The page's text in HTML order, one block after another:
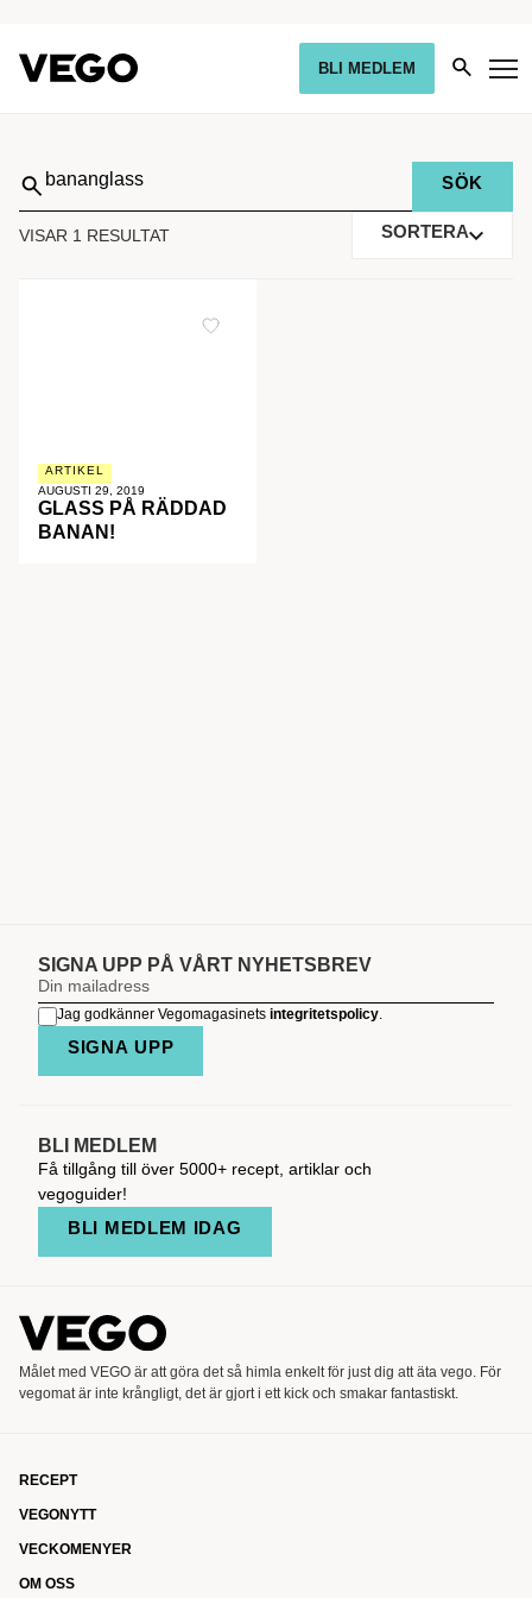
BLI MEDLEM
Sök
på:
VISAR 1 RESULTAT SORTERA
ARTIKEL
AUGUSTI 29, 2019
GLASS PÅ RÄDDAD
BANAN!
SIGNA UPP PÅ VÅRT NYHETSBREV
Jag godkänner Vegomagasinets integritetspolicy.
SIGNA UPP
BLI MEDLEM
Få tillgång till över 5000+ recept, artiklar och
vegoguider!
BLI MEDLEM IDAG
Målet med VEGO är att göra det så himla enkelt för just dig att äta vego. För
vegomat är inte krångligt, det är gjort i ett kick och smakar fantastiskt.
RECEPT
VEGONYTT
VECKOMENYER
OM OSS